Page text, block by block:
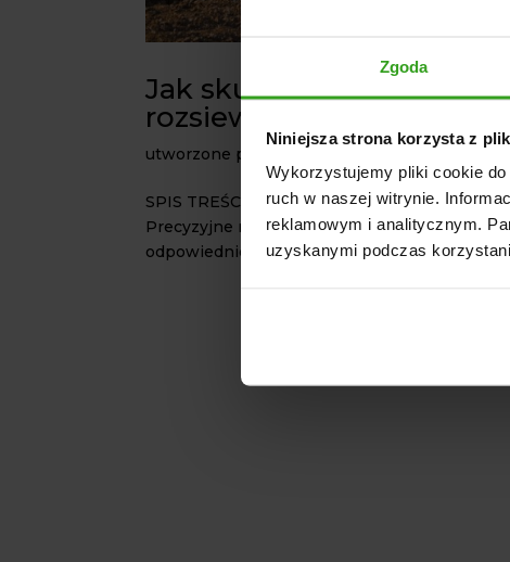
Zgoda
Niniejsza strona korzysta z
Wykorzystujemy pliki cookie
ruch w naszej witrynie.
reklamowym i analitycznym.
uzyskanymi podczas
Jak skutecznie nawozić
rozsiewaczy nawozu
utworzone przez agrol mar 19, 2025|
SPIS TREŚCI: Rodzaje nawozów i ich
Precyzyjne nawożenie rolnicze – czynniki
odpowiedniego rozsiewacza Znaczenie